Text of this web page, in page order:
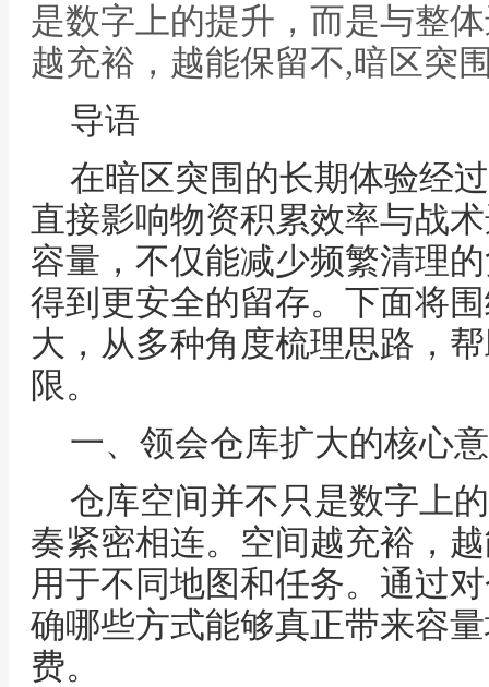
是数字上的提升，而是与整
越充裕，越能保留不,暗区突
导语
在暗区突围的长期体验经
直接影响物资积累效率与战
容量，不仅能减少频繁清理
得到更安全的留存。下面将
大，从多种角度梳理思路，
限。
一、领会仓库扩大的核心
仓库空间并不只是数字上
奏紧密相连。空间越充裕，
用于不同地图和任务。通过
确哪些方式能够真正带来容
费。